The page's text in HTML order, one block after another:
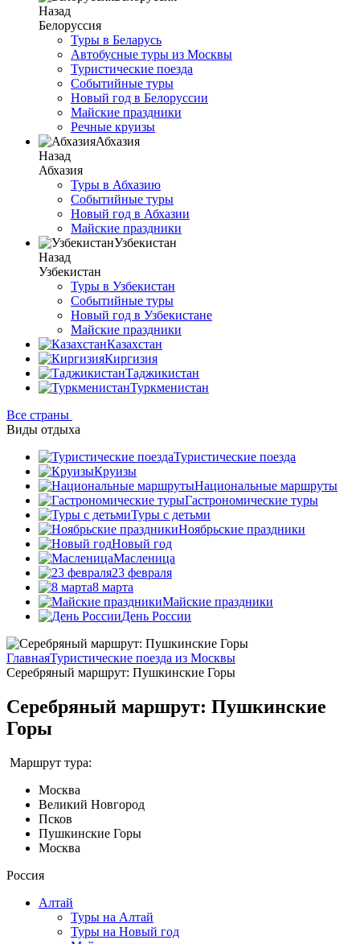
Назад
Белоруссия
Туры в Беларусь
Автобусные туры из Москвы
Туристические поезда
Событийные туры
Новый год в Белоруссии
Майские праздники
Речные круизы
Абхазия
Назад
Абхазия
Туры в Абхазию
Событийные туры
Новый год в Абхазии
Майские праздники
Узбекистан
Назад
Узбекистан
Туры в Узбекистан
Событийные туры
Новый год в Узбекистане
Майские праздники
Казахстан
Киргизия
Таджикистан
Туркменистан
Все страны
Виды отдыха
Туристические поезда
Круизы
Национальные маршруты
Гастрономические туры
Туры с детьми
Ноябрьские праздники
Новый год
Масленица
23 февраля
8 марта
Майские праздники
День России
ГлавнаяТуристические поезда из Москвы
Серебряный маршрут: Пушкинские Горы
Серебряный маршрут: Пушкинские
Горы
Маршрут тура:
Москва
Великий Новгород
Псков
Пушкинские Горы
Москва
Россия
Алтай
Туры на Алтай
Туры на Новый год